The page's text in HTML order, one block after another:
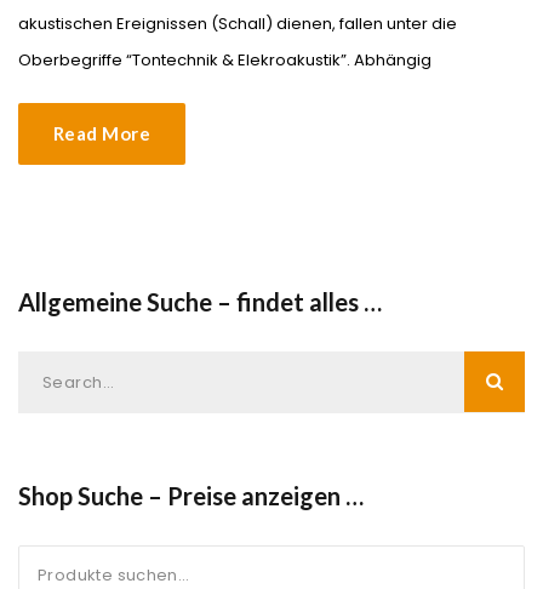
akustischen Ereignissen (Schall) dienen, fallen unter die
Oberbegriffe “Tontechnik & Elekroakustik”. Abhängig
Read More
Allgemeine Suche – findet alles …
Shop Suche – Preise anzeigen …
Suche
nach: